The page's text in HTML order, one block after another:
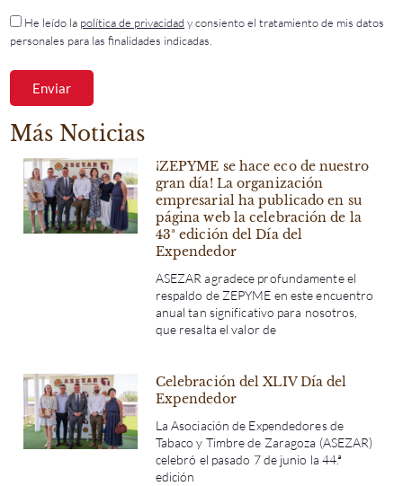
He leído la política de privacidad y consiento el tratamiento de mis datos
personales para las finalidades indicadas.
Enviar
Más Noticias
¡ZEPYME se hace eco de nuestro
gran día! La organización
empresarial ha publicado en su
página web la celebración de la
43ª edición del Día del
Expendedor
ASEZAR agradece profundamente el
respaldo de ZEPYME en este encuentro
anual tan significativo para nosotros,
que resalta el valor de
Celebración del XLIV Día del
Expendedor
La Asociación de Expendedores de
Tabaco y Timbre de Zaragoza (ASEZAR)
celebró el pasado 7 de junio la 44.ª
edición